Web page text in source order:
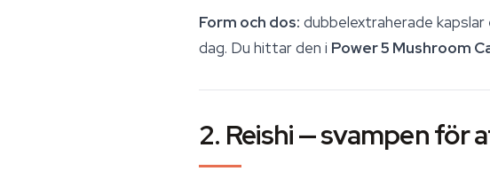
Form och dos: dubbelextraherade
dag. Du hittar den i Power 5 Mushroom
2. Reishi — svampen för